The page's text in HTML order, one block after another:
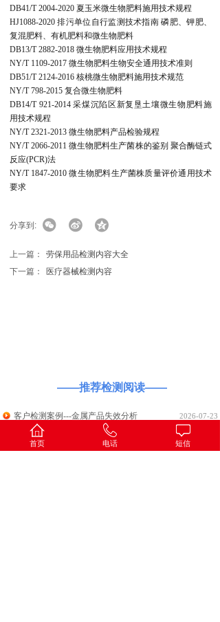
DB41/T 2004-2020 夏玉米微生物肥料施用技术规程
HJ1088-2020 排污单位自行监测技术指南 磷肥、钾肥、
复混肥料、有机肥料和微生物肥料
DB13/T 2882-2018 微生物肥料应用技术规程
NY/T 1109-2017 微生物肥料生物安全通用技术准则
DB51/T 2124-2016 核桃微生物肥料施用技术规范
NY/T 798-2015 复合微生物肥料
DB14/T 921-2014 采煤沉陷区新复垦土壤微生物肥料施
用技术规程
NY/T 2321-2013 微生物肥料产品检验规程
NY/T 2066-2011 微生物肥料生产菌株的鉴别 聚合酶链式
反应(PCR)法
NY/T 1847-2010 微生物肥料生产菌株质量评价通用技术
要求
分享到:
上一篇：
劳保用品检测内容大全
下一篇：
医疗器械检测内容
检测报告
最新检测
行业新闻
——推荐检测阅读——
客户检测案例---金属产品失效分析 2026-07-23
客户检测案例---锁具寿命试验 2026-07-23
首页 电话 短信